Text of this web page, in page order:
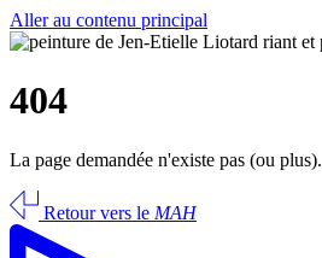
Aller au contenu principal
404
La page demandée n'existe pas (ou plus).
Retour vers le MAH